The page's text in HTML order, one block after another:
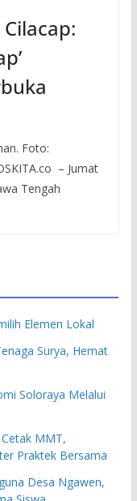
Foto:
– Jumat
Tengah
Elemen Lokal
Surya, Hemat
Soloraya Melalui
Cetak MMT,
Praktek Bersama
Desa Ngawen,